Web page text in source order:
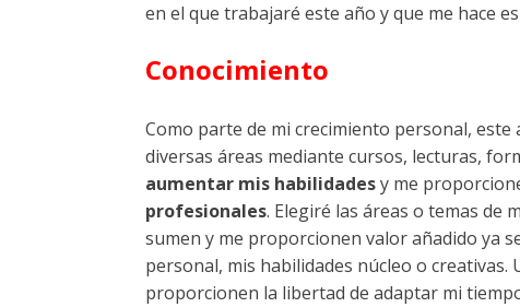
en el que trabajaré este año y que me hace
Conocimiento
Como parte de mi crecimiento personal,
diversas áreas mediante cursos, lecturas,
aumentar mis habilidadesy me
profesionales. Elegiré las áreas o temas de
sumen y me proporcionen valor añadido ya
personal, mis habilidades núcleo o creativas.
proporcionen la libertad de adaptar mi